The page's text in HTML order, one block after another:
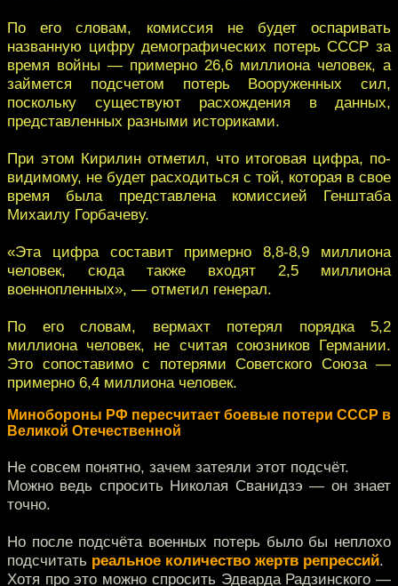
По его словам, комиссия не будет оспаривать
названную цифру демографических потерь СССР за
время войны — примерно 26,6 миллиона человек, а
займется подсчетом потерь Вооруженных сил,
поскольку существуют расхождения в данных,
представленных разными историками.
При этом Кирилин отметил, что итоговая цифра, по-
видимому, не будет расходиться с той, которая в свое
время была представлена комиссией Генштаба
Михаилу Горбачеву.
«Эта цифра составит примерно 8,8-8,9 миллиона
человек, сюда также входят 2,5 миллиона
военнопленных», — отметил генерал.
По его словам, вермахт потерял порядка 5,2
миллиона человек, не считая союзников Германии.
Это сопоставимо с потерями Советского Союза —
примерно 6,4 миллиона человек.
Минобороны РФ пересчитает боевые потери СССР в
Великой Отечественной
Не совсем понятно, зачем затеяли этот подсчёт.
Можно ведь спросить Николая Сванидзэ — он знает
точно.
Но после подсчёта военных потерь было бы неплохо
подсчитать реальное количество жертв репрессий.
Хотя про это можно спросить Эдварда Радзинского —